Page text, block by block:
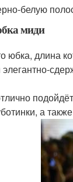
белую
миди
юбка, длина
а